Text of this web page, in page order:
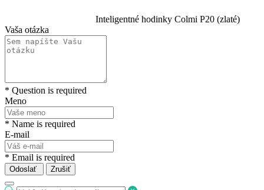
Inteligentné hodinky Colmi P20 (zlaté)
Vaša otázka
* Question is required
Meno
* Name is required
E-mail
* Email is required
Odoslať Zrušiť